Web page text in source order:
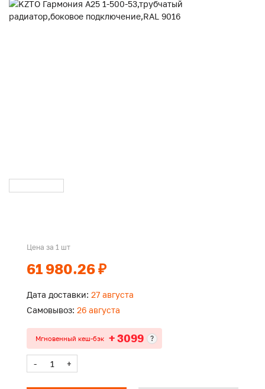
Цена за 1 шт
61 980.26 ₽
Дата доставки: 27 августа
Самовывоз: 26 августа
Мгновенный кеш-бэк + 3099 ?
- +